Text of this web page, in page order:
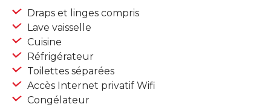
Draps et linges compris
Lave vaisselle
Cuisine
Réfrigérateur
Toilettes séparées
Accès Internet privatif Wifi
Congélateur